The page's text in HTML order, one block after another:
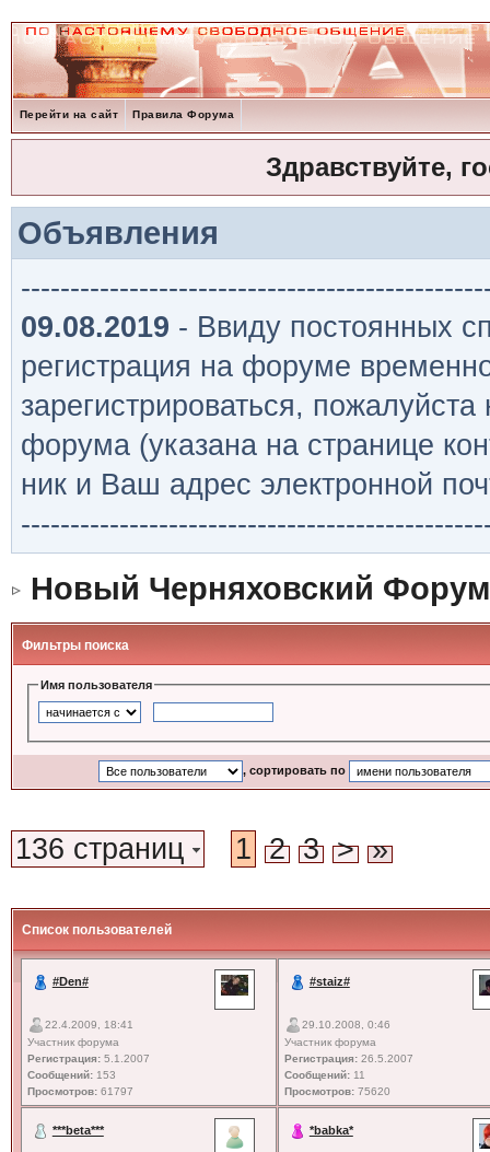
Перейти на сайт Правила Форума
Здравствуйте,
Объявления
09.08.2019 - Ввиду постоянных
регистрация на форуме
зарегистрироваться,
форума (указана на странице
ник и Ваш адрес электронной
Новый Черняховский Форум
Фильтры поиска
Имя пользователя
, сортировать по
136 страниц 1 2 3 > »
Список пользователей
#Den#
22.4.2009, 18:41
Участник форума
Регистрация:5.1.2007
Сообщений:153
Просмотров:61797
#staiz#
29.10.2008, 0:46
Участник форума
Регистрация:26.5.2007
Сообщений:11
Просмотров:75620
***beta*** *babka*